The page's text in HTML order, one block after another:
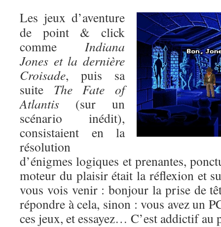
Les jeux d’aventure
de point & click
comme Indiana
Jones et la dernière
Croisade, puis sa
suite The Fate of
Atlantis (sur un
scénario inédit),
consistaient en la
résolution
d’énigmes logiques et prenantes,
moteur du plaisir était la réflexion et
vous vois venir : bonjour la prise de
répondre à cela, sinon : vous avez un
ces jeux, et essayez… C’est addictif au